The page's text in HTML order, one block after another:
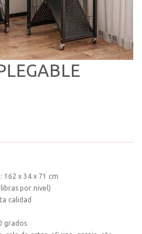
162 x 34 x 71 cm
por nivel)
calidad
grados